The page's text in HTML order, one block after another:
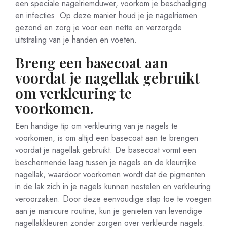
een speciale nagelriemduwer, voorkom je beschadiging
en infecties. Op deze manier houd je je nagelriemen
gezond en zorg je voor een nette en verzorgde
uitstraling van je handen en voeten.
Breng een basecoat aan
voordat je nagellak gebruikt
om verkleuring te
voorkomen.
Een handige tip om verkleuring van je nagels te
voorkomen, is om altijd een basecoat aan te brengen
voordat je nagellak gebruikt. De basecoat vormt een
beschermende laag tussen je nagels en de kleurrijke
nagellak, waardoor voorkomen wordt dat de pigmenten
in de lak zich in je nagels kunnen nestelen en verkleuring
veroorzaken. Door deze eenvoudige stap toe te voegen
aan je manicure routine, kun je genieten van levendige
nagellakkleuren zonder zorgen over verkleurde nagels.